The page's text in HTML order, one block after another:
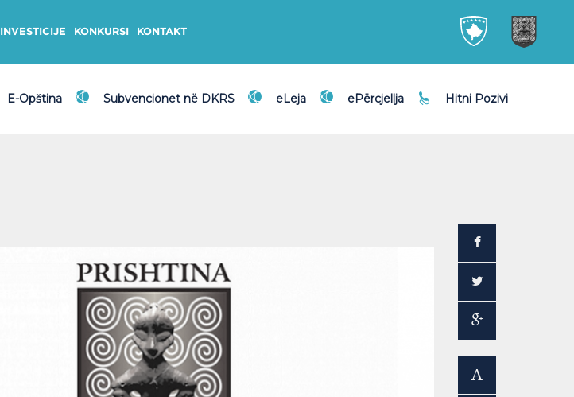
INVESTICIJE KONKURSI KONTAKT
E-Opština Subvencionet në DKRS eLeja ePërcjellja Hitni Pozivi
A